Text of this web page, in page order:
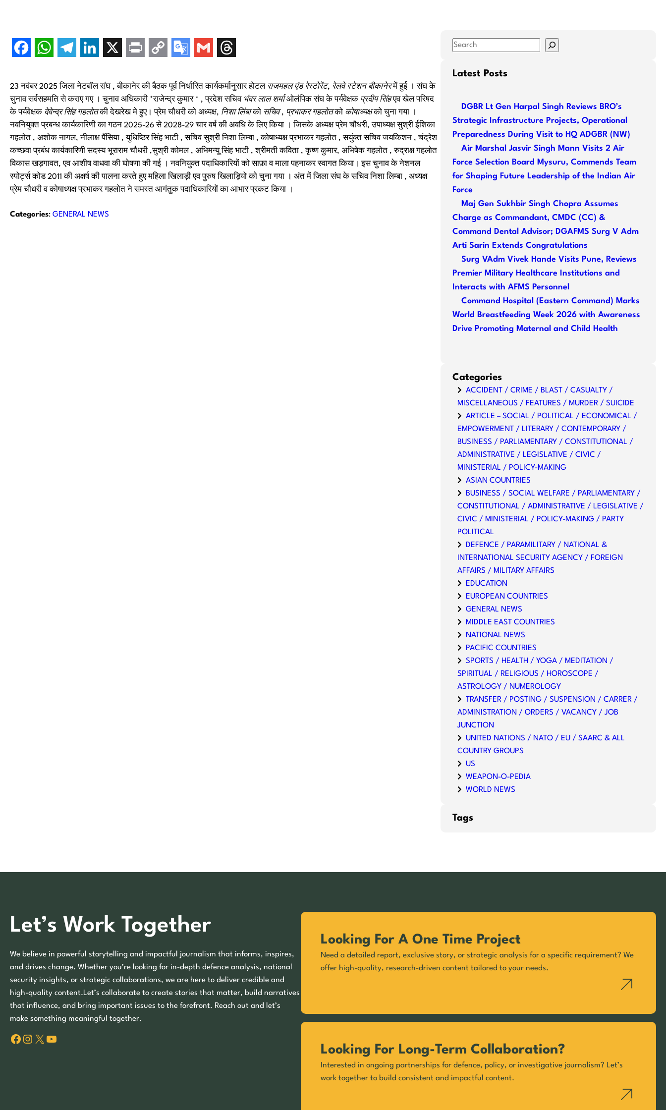
23 नवंबर 2025 जिला नेटबॉल संघ , बीकानेर की बैठक पूर्व निर्धारित कार्यकर्मानुसार होटल राजमहल एंड रेस्टोरेंट, रेलवे स्टेशन बीकानेरमें हुई । संघ के
चुनाव सर्वसहमति से कराए गए । चुनाव अधिकारी *राजेन्द्र कुमार * , प्रदेश सचिव भंवर लाल शर्माओलंपिक संघ के पर्यवेक्षक प्रदीप सिंहएव खेल परिषद
के पर्यवेक्षक देवेन्द्र सिंह गहलोतकी देखरेख मे हुए। प्रेम चौधरी को अध्यक्ष, निशा लिंबाको सचिव, प्रभाकर गहलोतको कोषाध्यक्षको चुना गया ।
नवनियुक्त प्रबन्ध कार्यकारिणी का गठन 2025-26 से 2028-29 चार वर्ष की अवधि के लिए किया । जिसके अध्यक्ष प्रेम चौधरी, उपाध्यक्ष सुश्री ईशिका
गहलोत , अशोक नागल, नीलाक्ष पैंसिया , युधिष्ठिर सिंह भाटी , सचिव सुश्री निशा लिम्बा , कोषाध्यक्ष प्रभाकर गहलोत , सयुंक्त सचिव जयकिशन , चंद्रेश
कच्छवा प्रबंध कार्यकारिणी सदस्य भूराराम चौधरी ,सुश्री कोमल , अभिमन्यू सिंह भाटी , श्रीमती कविता , कृष्ण कुमार, अभिषेक गहलोत , रुद्राक्ष गहलोत
विकास खड़गावत, एव आशीष वाधवा की घोषणा की गई । नवनियुक्त पदाधिकारियों को साफ़ा व माला पहनाकर स्वागत किया। इस चुनाव के नेशनल
स्पोर्ट्स कोड 2011 की अक्षर्ष की पालना करते हुए महिला खिलाड़ी एव पुरुष खिलाड़ियो को चुना गया । अंत में जिला संघ के सचिव निशा लिम्बा , अध्यक्ष
प्रेम चौधरी व कोषाध्यक्ष प्रभाकर गहलोत ने समस्त आगंतुक पदाधिकारियों का आभार प्रकट किया ।
Categories: GENERAL NEWS
S
aLatest Posts
DGBR Lt Gen Harpal Singh Reviews BRO’s
Strategic Infrastructure Projects, Operational
Preparedness During Visit to HQ ADGBR (NW)
Air Marshal Jasvir Singh Mann Visits 2 Air
Force Selection Board Mysuru, Commends Team
for Shaping Future Leadership of the Indian Air
Force
Maj Gen Sukhbir Singh Chopra Assumes
Charge as Commandant, CMDC (CC) &
Command Dental Advisor; DGAFMS Surg V Adm
Arti Sarin Extends Congratulations
Surg VAdm Vivek Hande Visits Pune, Reviews
Premier Military Healthcare Institutions and
Interacts with AFMS Personnel
Command Hospital (Eastern Command) Marks
World Breastfeeding Week 2026 with Awareness
Drive Promoting Maternal and Child Health
Categories
ACCIDENT / CRIME / BLAST / CASUALTY /
MISCELLANEOUS / FEATURES / MURDER / SUICIDE
ARTICLE – SOCIAL / POLITICAL / ECONOMICAL /
EMPOWERMENT / LITERARY / CONTEMPORARY /
BUSINESS / PARLIAMENTARY / CONSTITUTIONAL /
ADMINISTRATIVE / LEGISLATIVE / CIVIC /
MINISTERIAL / POLICY-MAKING
ASIAN COUNTRIES
BUSINESS / SOCIAL WELFARE / PARLIAMENTARY /
CONSTITUTIONAL / ADMINISTRATIVE / LEGISLATIVE /
CIVIC / MINISTERIAL / POLICY-MAKING / PARTY
POLITICAL
DEFENCE / PARAMILITARY / NATIONAL &
INTERNATIONAL SECURITY AGENCY / FOREIGN
AFFAIRS / MILITARY AFFAIRS
EDUCATION
EUROPEAN COUNTRIES
GENERAL NEWS
MIDDLE EAST COUNTRIES
NATIONAL NEWS
PACIFIC COUNTRIES
SPORTS / HEALTH / YOGA / MEDITATION /
SPIRITUAL / RELIGIOUS / HOROSCOPE /
ASTROLOGY / NUMEROLOGY
TRANSFER / POSTING / SUSPENSION / CARRER /
ADMINISTRATION / ORDERS / VACANCY / JOB
JUNCTION
UNITED NATIONS / NATO / EU / SAARC & ALL
COUNTRY GROUPS
US
WEAPON-O-PEDIA
WORLD NEWS
Tags
Let’s Work Together
We believe in powerful storytelling and impactful journalism that informs, inspires,
and drives change. Whether you’re looking for in-depth defence analysis, national
security insights, or strategic collaborations, we are here to deliver credible and
high-quality content.Let’s collaborate to create stories that matter, build narratives
that influence, and bring important issues to the forefront. Reach out and let’s
make something meaningful together.
Facebook Instagram X YouTube
Looking For A One Time Project
Need a detailed report, exclusive story, or strategic analysis for a specific requirement? We
offer high-quality, research-driven content tailored to your needs.
Looking For Long-Term Collaboration?
Interested in ongoing partnerships for defence, policy, or investigative journalism? Let’s
work together to build consistent and impactful content.